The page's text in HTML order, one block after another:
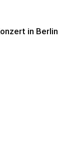
in Berlin